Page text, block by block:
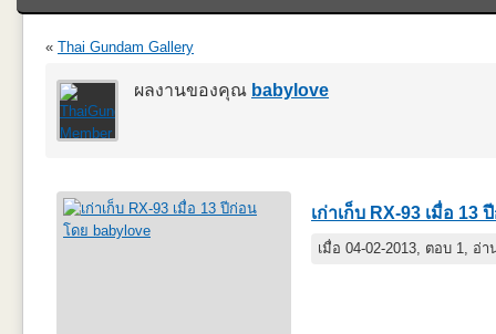
« Thai Gundam Gallery
ผลงานของคุณ babylove
เก่าเก็บ RX-93 เมื่อ 13
เมื่อ 04-02-2013, ตอบ 1, อ่า